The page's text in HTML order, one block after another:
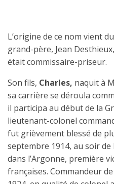
L’origine de ce nom vient
grand-père, Jean
était commissaire-priseur.
Son fils, Charles, naquit à
sa carrière se déroula
il participa au début de la
lieutenant-colonel
fut grièvement blessé de
septembre 1914, au soir
dans l’Argonne, première
françaises. Commandeur